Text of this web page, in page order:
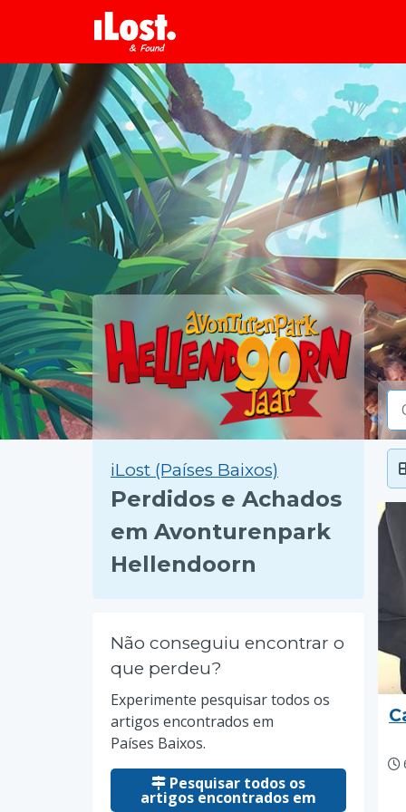
iLost (Países Baixos)
Perdidos e Achados
em Avonturenpark
Hellendoorn
Não conseguiu encontrar o
que perdeu?
Experimente pesquisar todos os
artigos encontrados em
Países Baixos.
Pesquisar todos os
artigos encontrados em